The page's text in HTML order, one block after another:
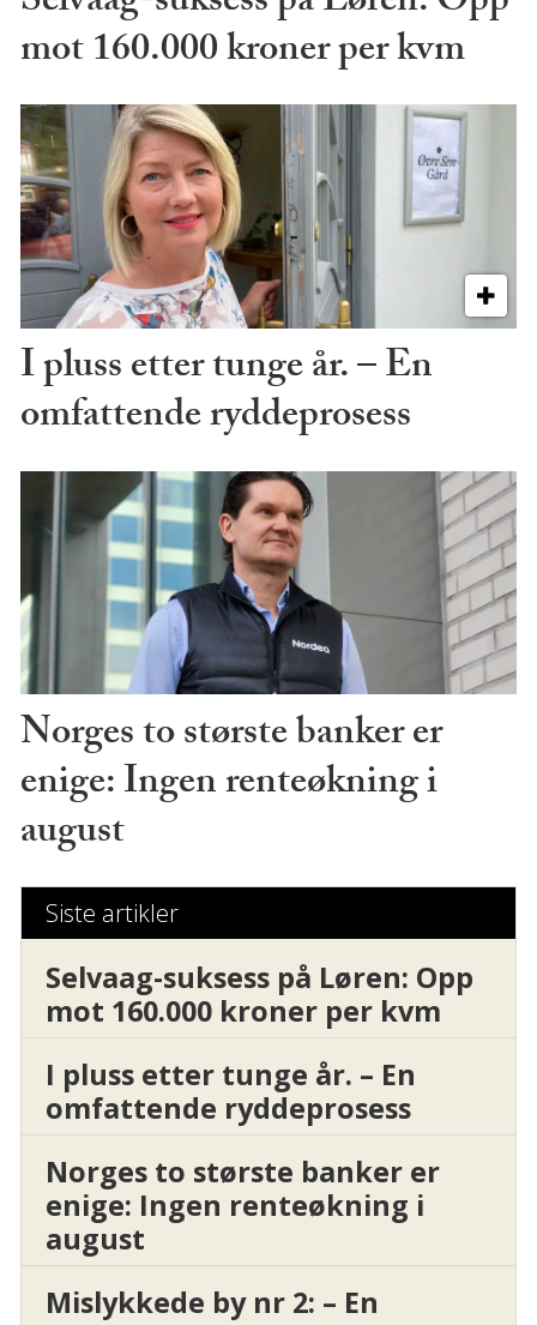
mot 160.000 kroner per kvm
I pluss etter tunge år. – En
omfattende ryddeprosess
Norges to største banker er
enige: Ingen renteøkning i
august
Siste artikler
Selvaag-suksess på Løren: Opp
mot 160.000 kroner per kvm
I pluss etter tunge år. – En
omfattende ryddeprosess
Norges to største banker er
enige: Ingen renteøkning i
august
Mislykkede by nr 2: – En